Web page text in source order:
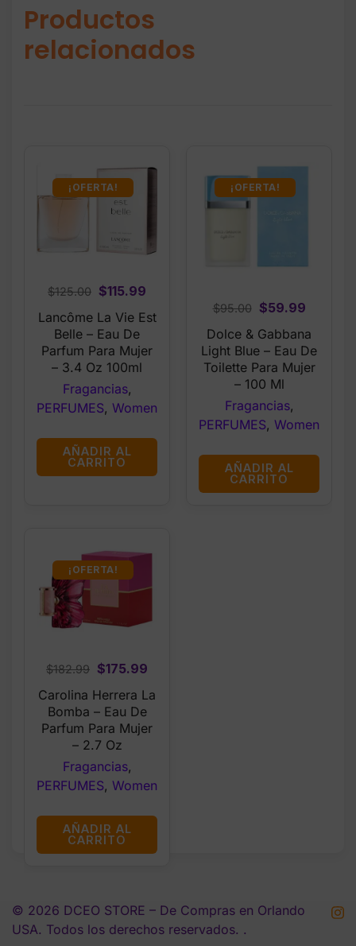
Productos
relacionados
¡OFERTA!
$125.00 Original
price
was:
$125.00.
$115.99
price
$115.99.
Lancôme La Vie Est
Belle – Eau De
Parfum Para Mujer
– 3.4 Oz 100ml
Fragancias,
PERFUMES, Women
AÑADIR AL
CARRITO
¡OFERTA!
$95.00
Original
price
was:
$95.00.
$59.99Current
is:
$59.99.
Dolce & Gabbana
Light Blue – Eau De
Toilette Para Mujer
– 100 Ml
Fragancias,
PERFUMES, Women
AÑADIR AL
CARRITO
¡OFERTA!
$182.99 Original
price
was:
$182.99.
$175.99
$175.99.
Carolina Herrera La
Bomba – Eau De
Parfum Para Mujer
– 2.7 Oz
Fragancias,
PERFUMES, Women
AÑADIR AL
CARRITO
© 2026 DCEO STORE – De Compras en Orlando
USA. Todos los derechos reservados. .